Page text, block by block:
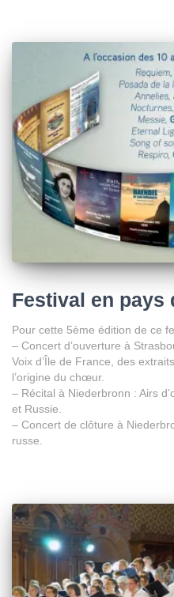
Festival en pays
Pour cette 5ème édition de ce
– Concert d’ouverture à
Voix d’Île de France, des
l’origine du chœur.
– Récital à Niederbronn : Airs
et Russie.
– Concert de clôture à
russe.